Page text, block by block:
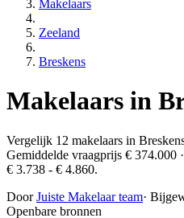
Makelaars
Zeeland
Breskens
Makelaars in
Vergelijk 12 makelaars in
Gemiddelde vraagprijs € 374.000
€ 3.738 - € 4.860.
DoorJuiste Makelaar team·
Openbare bronnen